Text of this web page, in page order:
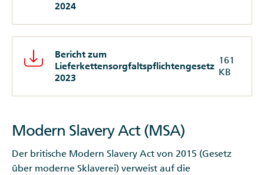
2024
Bericht zum
Lieferkettensorgfaltspflichtengesetz
2023
161
KB
Modern Slavery Act (MSA)
Der britische Modern Slavery Act von 2015 (Gesetz
über moderne Sklaverei) verweist auf die